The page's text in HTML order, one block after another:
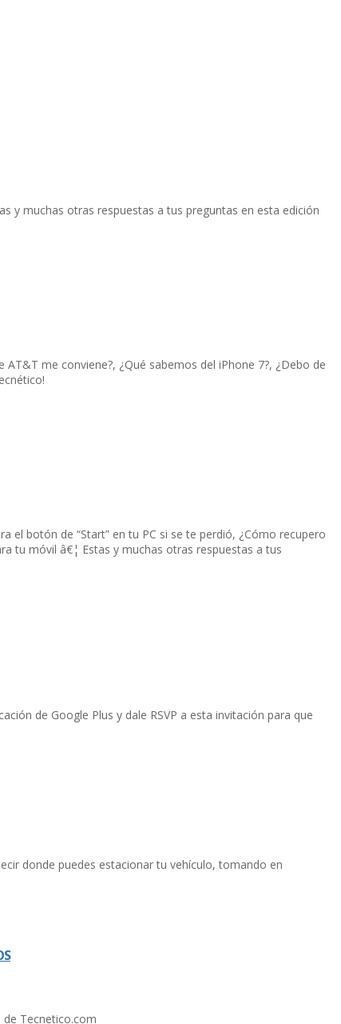
y muchas otras respuestas a tus preguntas en esta edición
me conviene?, ¿Qué sabemos del iPhone 7?, ¿Debo de
el botón de “Start” en tu PC si se te perdió, ¿Cómo recupero
tu móvil â€¦ Estas y muchas otras respuestas a tus
de Google Plus y dale RSVP a esta invitación para que
donde puedes estacionar tu vehí­culo, tomando en
Tecnetico.com